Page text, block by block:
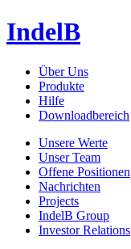
IndelB
Über Uns
Produkte
Hilfe
Downloadbereich
Unsere Werte
Unser Team
Offene Positionen
Nachrichten
Projects
IndelB Group
Investor Relations